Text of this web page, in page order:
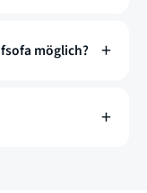
möglich?